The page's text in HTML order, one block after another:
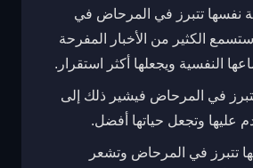
نفسها تتبرز في المرحاض في
ستسمع الكثير من الأخبار المفرحة
النفسية ويجعلها أكثر استقرار.
تتبرز في المرحاض فيشير ذلك إلى
عليها وتجعل حياتها أفضل.
تتبرز في المرحاض وتشعر